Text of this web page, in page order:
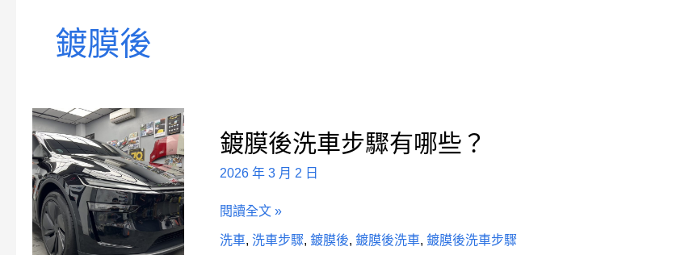
鍍膜後
鍍膜後洗車步驟有哪些？
2026 年 3 月 2 日
膜
後
洗
步
驟
閱讀全文 »
洗車,洗車步驟,鍍膜後,鍍膜後洗車,鍍膜後洗車步驟